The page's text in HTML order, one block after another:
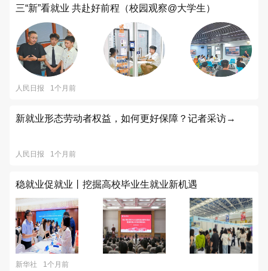
三“新”看就业 共赴好前程（校园观察@大学生）
人民日报 1个月前
新就业形态劳动者权益，如何更好保障？记者采访→
人民日报 1个月前
稳就业促就业丨挖掘高校毕业生就业新机遇
新华社 1个月前